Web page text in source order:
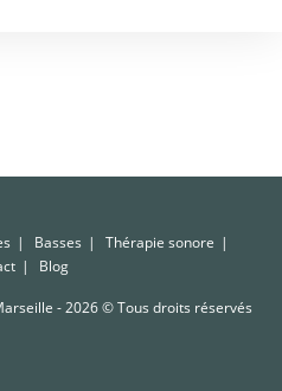
Basses
Thérapie sonore
Blog
- 2026 © Tous droits réservés